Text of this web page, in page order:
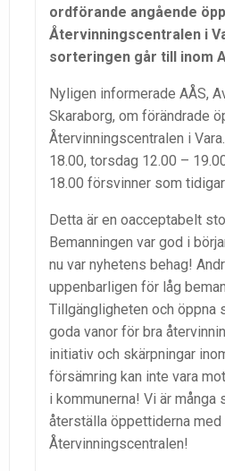
ordförande angående
Återvinningscentralen i
sorteringen går till inom
Nyligen informerade AÅS,
Skaraborg, om förändrade
Återvinningscentralen i
18.00, torsdag 12.00 –
18.00 försvinner som
Detta är en oacceptabelt
Bemanningen var god i
nu var nyhetens behag!
uppenbarligen för låg
Tillgängligheten och öppna
goda vanor för bra
initiativ och skärpningar
försämring kan inte vara
i kommunerna! Vi är
återställa öppettiderna med
Återvinningscentralen!